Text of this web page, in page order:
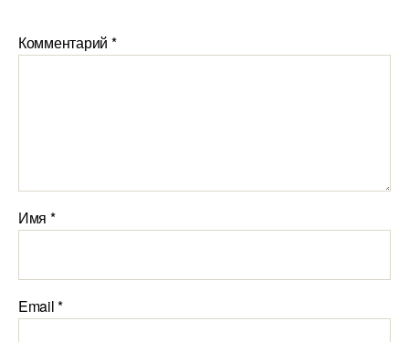
Комментарий *
Имя *
Email*